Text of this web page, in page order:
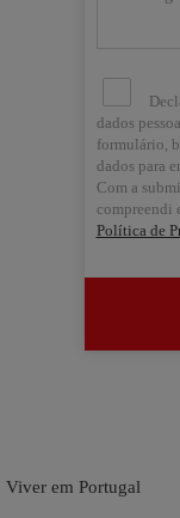
dados
formulário,
dados para
Com a
compreendi
Política de
Viver em Portugal